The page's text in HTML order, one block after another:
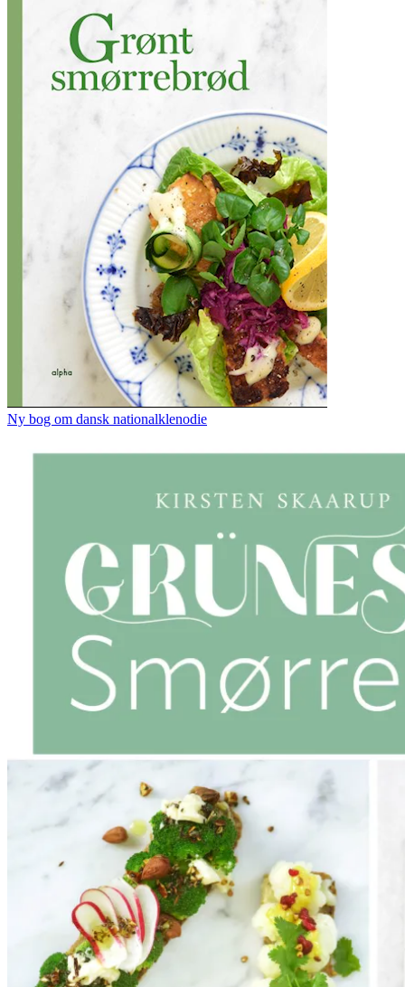
Ny bog om dansk nationalklenodie